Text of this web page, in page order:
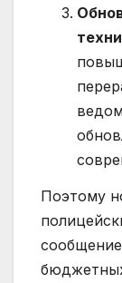
Поэтому